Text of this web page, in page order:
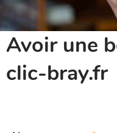
Avoir une
clic-bray.fr